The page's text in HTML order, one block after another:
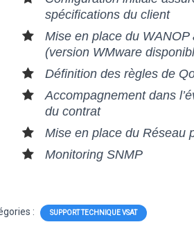
spécifications du client
Mise en place du
(version WMware
Définition des règles de
Accompagnement dans
du contrat
Mise en place du Réseau
Monitoring SNMP
: SUPPORT TECHNIQUE VSAT